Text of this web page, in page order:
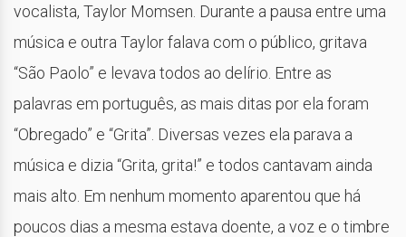
vocalista, Taylor Momsen. Durante a pausa entre uma
música e outra Taylor falava com o público, gritava
“São Paolo” e levava todos ao delírio. Entre as
palavras em português, as mais ditas por ela foram
“Obregado” e “Grita”. Diversas vezes ela parava a
música e dizia “Grita, grita!” e todos cantavam ainda
mais alto. Em nenhum momento aparentou que há
poucos dias a mesma estava doente, a voz e o timbre